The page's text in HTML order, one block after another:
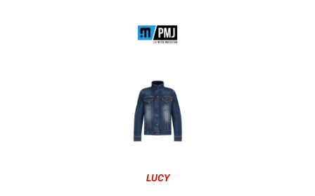
LUCY